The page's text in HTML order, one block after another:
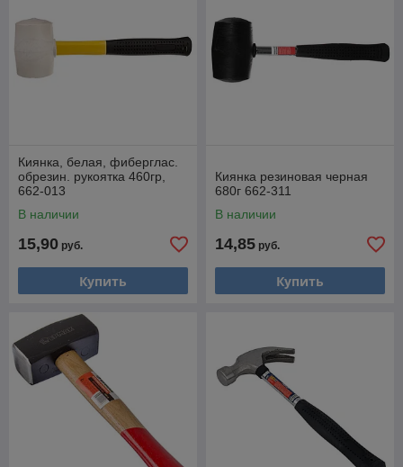
Киянка, белая, фиберглас.
обрезин. рукоятка 460гр,
662-013
В наличии
15,90 руб.
Купить
Киянка резиновая черная
680г 662-311
В наличии
14,85 руб.
Купить